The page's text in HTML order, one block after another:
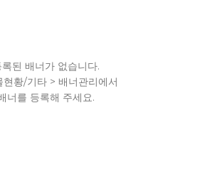
록된 배너가 없습니다.
현황/기타 > 배너관리에서
너를 등록해 주세요.